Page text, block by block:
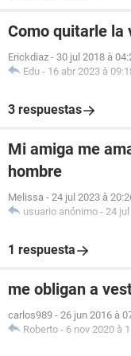
Como quitarle la
Erickdiaz - 30 jul 2018 à
Edu - 16 abr 2023 à
3 respuestas
Mi amiga me
hombre
Melissa - 24 jul 2023 à
usuario anónimo - 24
1 respuesta
me obligan a
carlos989 - 26 jun 2016 à
Roberto - 6 nov 2020 à